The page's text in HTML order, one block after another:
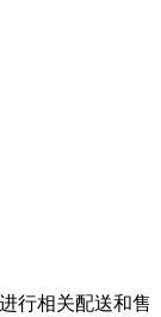
行相关配送和售